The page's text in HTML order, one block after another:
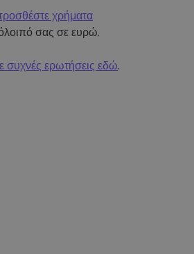
χρήματα
σας σε ευρώ.
συχνές ερωτήσεις εδώ.